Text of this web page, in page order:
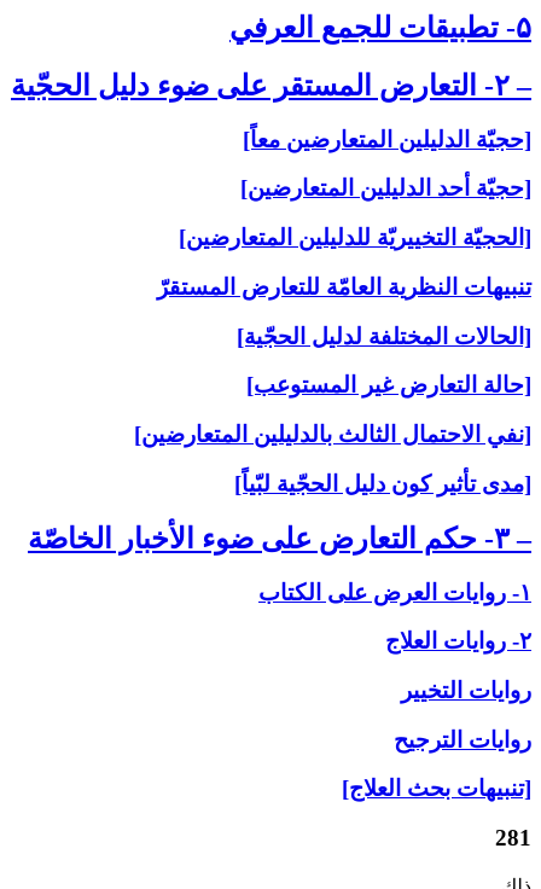
۵- تطبيقات للجمع العرفي‏
– ۲- التعارض المستقر على‏ ضوء دليل الحجّية
[حجيّة الدليلين المتعارضين معاً]
[حجيّة أحد الدليلين المتعارضين]
[الحجيّة التخييريّة للدليلين المتعارضين]
تنبيهات النظرية العامّة للتعارض المستقرّ
[الحالات المختلفة لدليل الحجّية]
[حالة التعارض غير المستوعب]
[نفي الاحتمال الثالث بالدليلين المتعارضين]
[مدى تأثير كون دليل الحجّية لبّياً]
– ۳- حكم التعارض على‏ ضوء الأخبار الخاصّة
۱- روايات العرض على‏ الكتاب
۲- روايات العلاج‏
روايات التخيير
روايات الترجيح
[تنبيهات بحث العلاج]
281